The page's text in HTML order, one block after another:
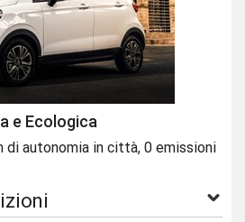
e Ecologica
di autonomia in città, 0 emissioni